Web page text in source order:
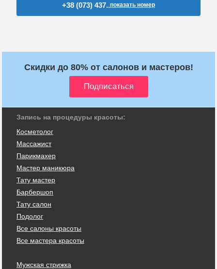
+38 (073) 437..показать номер
Скидки до 80% от салонов и мастеров!
Запись на процедуры красоты:
Косметолог
Массажист
Парикмахер
Мастер маникюра
Тату мастер
Барбершоп
Тату салон
Подолог
Все салоны красоты
Все мастера красоты
Мужская стрижка